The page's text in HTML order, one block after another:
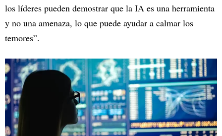
los líderes pueden demostrar que la IA es una herramienta
y no una amenaza, lo que puede ayudar a calmar los
temores”.